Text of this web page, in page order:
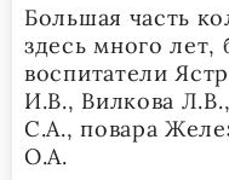
Большая часть
здесь много лет,
воспитатели
И.В., Вилкова
С.А., повара
О.А.